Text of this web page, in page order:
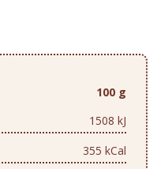
100 g
1508 kJ
355 kCal